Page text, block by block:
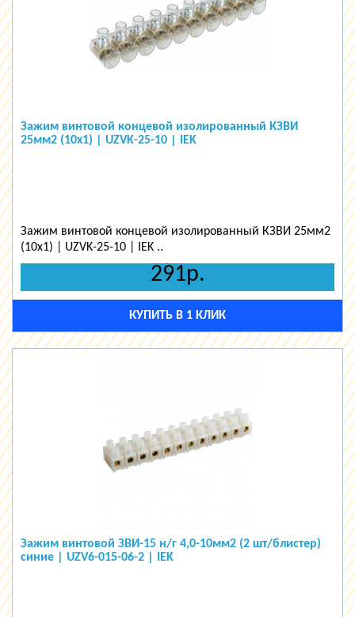
Зажим винтовой концевой изолированный КЗВИ
25мм2 (10x1) | UZVK-25-10 | IEK
Зажим винтовой концевой изолированный КЗВИ 25мм2
(10x1) | UZVK-25-10 | IEK ..
291р.
КУПИТЬ В 1 КЛИК
Зажим винтовой ЗВИ-15 н/г 4,0-10мм2 (2 шт/блистер)
синие | UZV6-015-06-2 | IEK